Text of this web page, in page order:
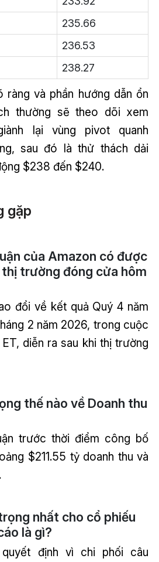
235.66
236.53
238.27
ràng và phần hướng dẫn ổn
thường sẽ theo dõi xem
lại vùng pivot quanh
sau đó là thử thách dải
$238 đến $240.
gặp
của Amazon có được
trường đóng cửa hôm
đổi về kết quả Quý 4 năm
2 năm 2026, trong cuộc
diễn ra sau khi thị trường
thế nào về Doanh thu
trước thời điểm công bố
$211.55 tỷ doanh thu và
nhất cho cổ phiếu
là gì?
định vì chi phối câu